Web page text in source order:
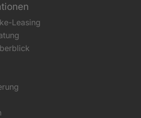
Leasing